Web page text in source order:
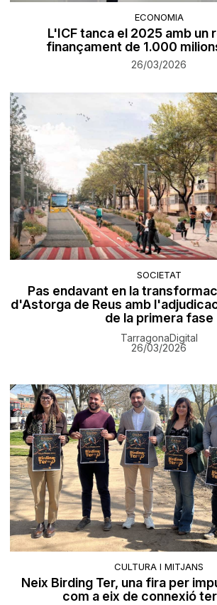
ECONOMIA
L'ICF tanca el 2025 amb un
finançament de 1.000
26/03/2026
SOCIETAT
Pas endavant en la
d'Astorga de Reus amb
de la primera fase
TarragonaDigital
26/03/2026
CULTURA I MITJANS
Neix Birding Ter, una fira per
com a eix de connexió